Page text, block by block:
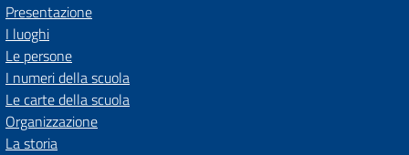
Presentazione
I luoghi
Le persone
I numeri della scuola
Le carte della scuola
Organizzazione
La storia